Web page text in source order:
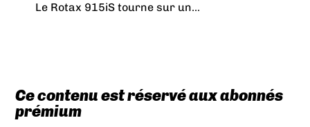
Le Rotax 915iS tourne sur un...
Ce contenu est réservé aux abonnés
prémium